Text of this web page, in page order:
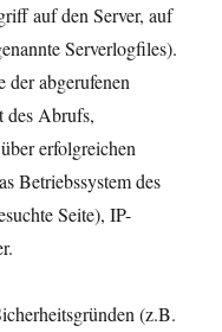
auf den Server, auf
Serverlogfiles).
abgerufenen
des Abrufs,
erfolgreichen
Betriebssystem des
Seite), IP-
(z.B.